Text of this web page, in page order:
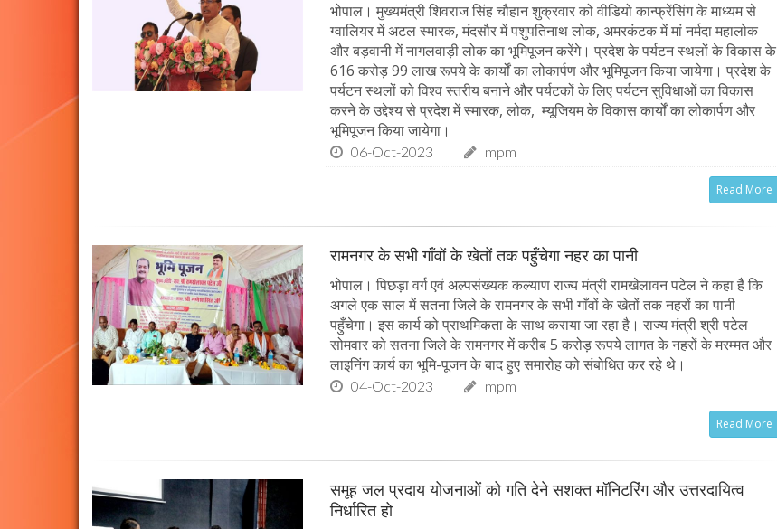
भोपाल। मुख्यमंत्री शिवराज सिंह चौहान शुक्रवार को वीडियो कान्फ्रेंसिंग के माध्यम से
ग्वालियर में अटल स्मारक, मंदसौर में पशुपतिनाथ लोक, अमरकंटक में मां नर्मदा महालोक
और बड़वानी में नागलवाड़ी लोक का भूमिपूजन करेंगे। प्रदेश के पर्यटन स्थलों के विकास के
616 करोड़ 99 लाख रूपये के कार्यों का लोकार्पण और भूमिपूजन किया जायेगा। प्रदेश के
पर्यटन स्थलों को विश्व स्तरीय बनाने और पर्यटकों के लिए पर्यटन सुविधाओं का विकास
करने के उद्देश्य से प्रदेश में स्मारक, लोक, म्यूजियम के विकास कार्यों का लोकार्पण और
भूमिपूजन किया जायेगा।
06-Oct-2023 mpm
Read More
रामनगर के सभी गाँवों के खेतों तक पहुँचेगा नहर का पानी
भोपाल। पिछड़ा वर्ग एवं अल्पसंख्यक कल्याण राज्य मंत्री रामखेलावन पटेल ने कहा है कि
अगले एक साल में सतना जिले के रामनगर के सभी गाँवों के खेतों तक नहरों का पानी
पहुँचेगा। इस कार्य को प्राथमिकता के साथ कराया जा रहा है। राज्य मंत्री श्री पटेल
सोमवार को सतना जिले के रामनगर में करीब 5 करोड़ रूपये लागत के नहरों के मरम्मत और
लाइनिंग कार्य का भूमि-पूजन के बाद हुए समारोह को संबोधित कर रहे थे।
04-Oct-2023 mpm
Read More
समूह जल प्रदाय योजनाओं को गति देने सशक्त मॉनिटरिंग और उत्तरदायित्व
निर्धारित हो
Beauty Tips | बादाम और एलोवेरा जेल से आसानी से
घर पर ही बनाएं काजल और मॉइश्चराइजर
mp mirror samachar seva